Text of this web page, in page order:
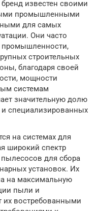
известен своими
промышленными
для самых
Они часто
промышленности,
строительных
благодаря своей
мощности
системам
значительную долю
специализированных
на системах для
широкий спектр
для сбора
установок. Их
на максимальную
пыли и
их востребованными